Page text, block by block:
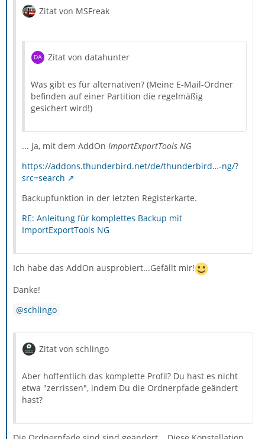
Zitat von MSFreak
Zitat von datahunter
Was gibt es für alternativen? (Meine E-Mail-Ordner
befinden auf einer Partition die regelmäßig
gesichert wird!)
... ja, mit dem AddOn ImportExportTools NG
https://addons.thunderbird.net/de/thunderbird…-ng/?
src=search
Backupfunktion in der letzten Registerkarte.
RE: Anleitung für komplettes Backup mit
ImportExportTools NG
Ich habe das AddOn ausprobiert...Gefällt mir!
Danke!
schlingo
Zitat von schlingo
Aber hoffentlich das komplette Profil? Du hast es nicht
etwa "zerrissen", indem Du die Ordnerpfade geändert
hast?